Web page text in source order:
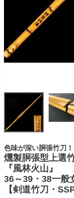
色味が深い胴張竹刀！
燻製胴張型上選
『風林火山』
36～39・38一般
【剣道竹刀・